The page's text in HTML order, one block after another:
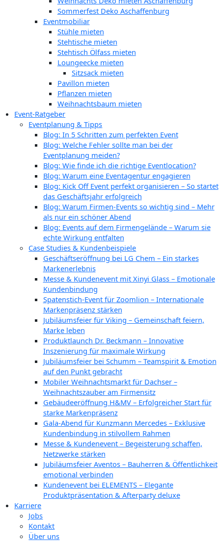
Sommerfest Deko Aschaffenburg
Eventmobiliar
Stühle mieten
Stehtische mieten
Stehtisch Ölfass mieten
Loungeecke mieten
Sitzsack mieten
Pavillon mieten
Pflanzen mieten
Weihnachtsbaum mieten
Event-Ratgeber
Eventplanung & Tipps
Blog: In 5 Schritten zum perfekten Event
Blog: Welche Fehler sollte man bei der
Eventplanung meiden?
Blog: Wie finde ich die richtige Eventlocation?
Blog: Warum eine Eventagentur engagieren
Blog: Kick Off Event perfekt organisieren – So startet
das Geschäftsjahr erfolgreich
Blog: Warum Firmen-Events so wichtig sind – Mehr
als nur ein schöner Abend
Blog: Events auf dem Firmengelände – Warum sie
echte Wirkung entfalten
Case Studies & Kundenbeispiele
Geschäftseröffnung bei LG Chem – Ein starkes
Markenerlebnis
Messe & Kundenevent mit Xinyi Glass – Emotionale
Kundenbindung
Spatenstich-Event für Zoomlion – Internationale
Markenpräsenz stärken
Jubiläumsfeier für Viking – Gemeinschaft feiern,
Marke leben
Produktlaunch Dr. Beckmann – Innovative
Inszenierung für maximale Wirkung
Jubiläumsfeier bei Schumm – Teamspirit & Emotion
auf den Punkt gebracht
Mobiler Weihnachtsmarkt für Dachser –
Weihnachtszauber am Firmensitz
Gebäudeeröffnung H&MV – Erfolgreicher Start für
starke Markenpräsenz
Gala-Abend für Kunzmann Mercedes – Exklusive
Kundenbindung in stilvollem Rahmen
Messe & Kundenevent – Begeisterung schaffen,
Netzwerke stärken
Jubiläumsfeier Aventos – Bauherren & Öffentlichkeit
emotional verbinden
Kundenevent bei ELEMENTS – Elegante
Produktpräsentation & Afterparty deluxe
Karriere
Jobs
Kontakt
Über uns